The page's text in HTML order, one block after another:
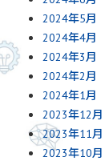
2024年5月
2024年4月
2024年3月
2024年2月
2024年1月
2023年12月
2023年11月
2023年10月